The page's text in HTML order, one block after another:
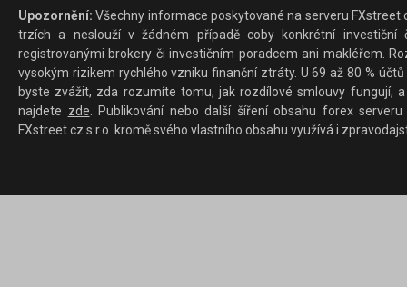
Upozornění: Všechny informace poskytované na serveru
trzích a neslouží v žádném případě coby konkrétní investiční
registrovanými brokery či investičním poradcem ani makléřem.
vysokým rizikem rychlého vzniku finanční ztráty. U 69 až 80 %
byste zvážit, zda rozumíte tomu, jak rozdílové smlouvy fungují,
najdete zde. Publikování nebo další šíření obsahu forex
FXstreet.cz s.r.o. kromě svého vlastního obsahu využívá i